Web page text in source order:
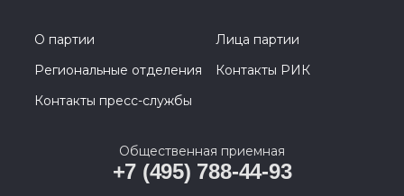
О партии
Лица партии
Региональные отделения
Контакты РИК
Контакты пресс-службы
Общественная приемная
+7 (495) 788-44-93